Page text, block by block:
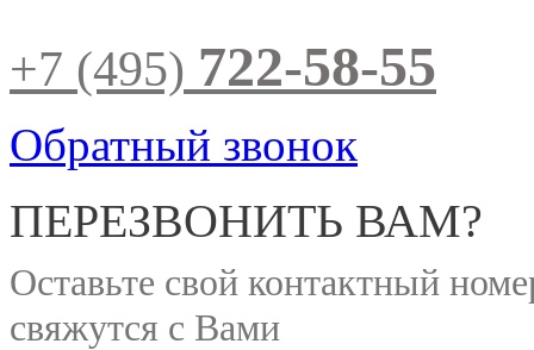
+7 (495) 722-58-55
Обратный звонок
ПЕРЕЗВОНИТЬ ВАМ?
Оставьте свой контактный
свяжутся с Вами